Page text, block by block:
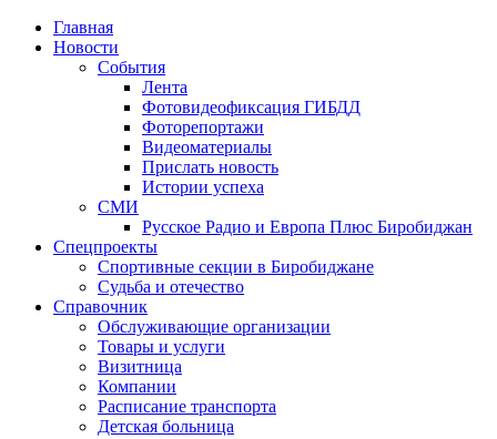
Главная
Новости
События
Лента
Фотовидеофиксация ГИБДД
Фоторепортажи
Видеоматериалы
Прислать новость
Истории успеха
СМИ
Русское Радио и Европа Плюс Биробиджан
Спецпроекты
Спортивные секции в Биробиджане
Судьба и отечество
Справочник
Обслуживающие организации
Товары и услуги
Визитница
Компании
Расписание транспорта
Детская больница